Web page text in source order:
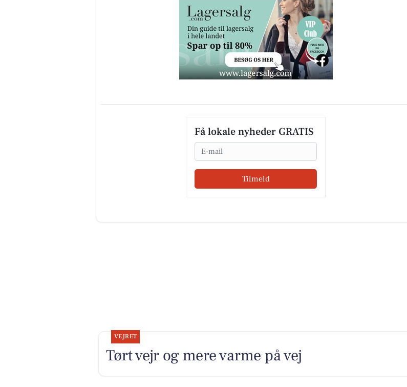
Få lokale nyheder GRATIS
Email
Tilmeld
VEJRET
Tørt vejr og mere varme på vej